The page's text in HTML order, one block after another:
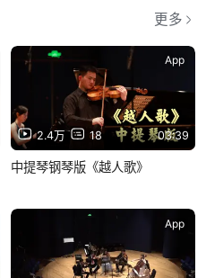
更多
2.4万 18 03:39
App
中提琴钢琴版《越人歌》
App